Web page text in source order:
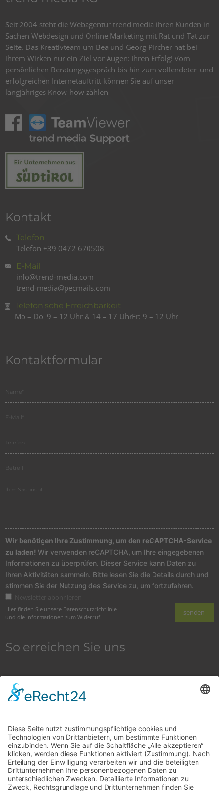
Seit 2004 steht die Webagentur trend media ihren Kunden in
Sachen Webdesign und Online Marketing mit Rat und Tat zur
Seite. Das Kreativteam um Bea und Georg Pircher hat bei
ihrem Wirken nur ein Ziel vor Augen: Ihren Erfolg! Vom
persönlichen Beratungsgespräch bis hin zum vollendeten und
erfolgreichen Internetauftritt können Sie auf unser
langjähriges Know-how zählen.
Kontakt
Telefon
Telefon +39 0472 670508
E-Mail
info@trend-media.com
trend-media@pecmails.com
Telefonische Erreichbarkeit
Mo – Do: 9 – 12 Uhr & 14 – 17 UhrFr: 9 – 12 Uhr
Kontaktformular
Wir benötigen Ihre Zustimmung, um den reCAPTCHA-Service
zu laden!Wir verwenden reCAPTCHA, um Ihre eingegebenen
Informationen zu überprüfen. Dieser Service kann Daten zu
Ihren Aktivitäten sammeln. Bitte lesen Sie die Details durch und
stimmen Sie der Nutzung des Service zu , um fortzufahren.
Newsletter abonnieren
Hier finden Sie unsere Datenschutzrichtlinie
und die Informationen zumWiderruf
So erreichen Sie uns